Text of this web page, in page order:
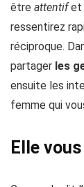
être attentifet
ressentirez
réciproque.
partager les
ensuite les
femme qui
Elle